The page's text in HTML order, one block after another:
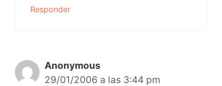
Responder
Anonymous
29/01/2006 a las 3:44 pm